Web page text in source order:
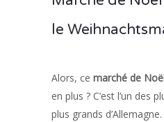
le
Alors, ce marché de
en plus ? C’est l’un des
plus grands